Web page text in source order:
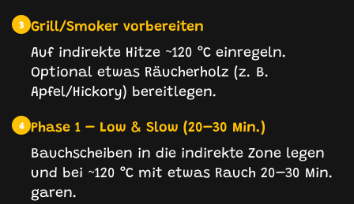
3 Grill/Smoker vorbereiten
Auf indirekte Hitze ~120 °C einregeln.
Optional etwas Räucherholz (z. B.
Apfel/Hickory) bereitlegen.
4 Phase 1 – Low & Slow (20–30 Min.)
Bauchscheiben in die indirekte Zone legen
und bei ~120 °C mit etwas Rauch 20–30 Min.
garen.